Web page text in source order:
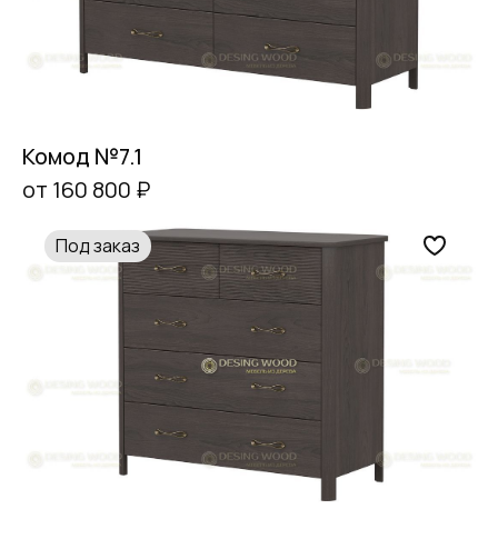
Комод №7.1
от 160 800 ₽
Под заказ